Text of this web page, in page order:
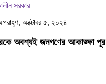
সরকার
অক্টোবর ৫, ২০২৪
অবশ্যই জনগণের আকাঙ্ক্ষা